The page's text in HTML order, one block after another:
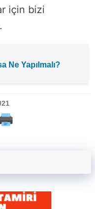
için bizi
Ne Yapılmalı?